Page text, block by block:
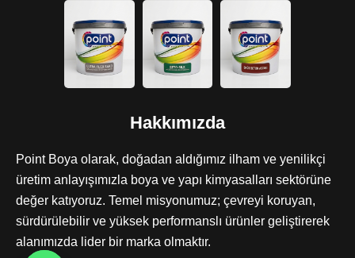
Hakkımızda
Point Boya olarak, doğadan aldığımız ilham ve yenilikçi
üretim anlayışımızla boya ve yapı kimyasalları sektörüne
değer katıyoruz. Temel misyonumuz; çevreyi koruyan,
sürdürülebilir ve yüksek performanslı ürünler geliştirerek
alanımızda lider bir marka olmaktır.